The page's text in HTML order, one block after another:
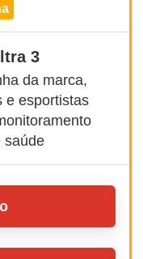
3
da marca,
e esportistas
saúde